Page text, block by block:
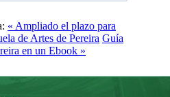
« Ampliado el plazo para
de Artes de Pereira Guía
en un Ebook »